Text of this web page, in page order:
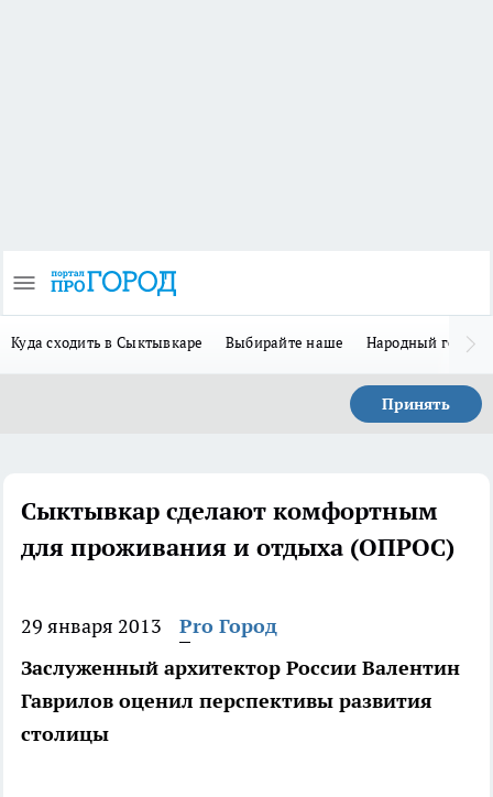
Куда сходить в Сыктывкаре Выбирайте наше Народный герой
Принять
Сыктывкар сделают комфортным
для проживания и отдыха (ОПРОС)
29 января 2013
Pro Город
Заслуженный архитектор России Валентин
Гаврилов оценил перспективы развития
столицы